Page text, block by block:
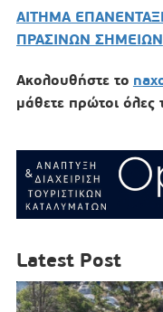
ΑΙΤΗΜΑ
ΠΡΑΣΙΝΩΝ ΣΗΜΕΙΩΝ
Ακολουθήστε το
μάθετε πρώτοι όλες
Latest Post